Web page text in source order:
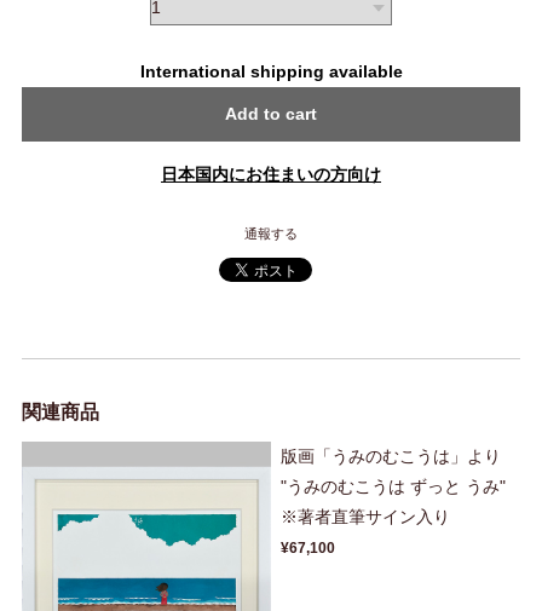
International shipping available
Add to cart
日本国内にお住まいの方向け
通報する
関連商品
版画「うみのむこうは」より
"うみのむこうは ずっと うみ"
※著者直筆サイン入り
¥67,100